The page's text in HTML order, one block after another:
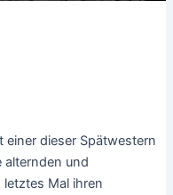
einer dieser Spätwestern
alternden und
Mal ihren